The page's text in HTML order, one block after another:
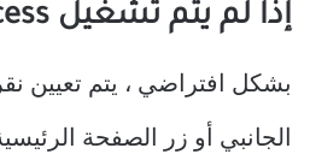
إذا لم يتم تشغيل Guided Access
بشكل افتراضي ، يتم تعيين
الجانبي أو زر الصفحة